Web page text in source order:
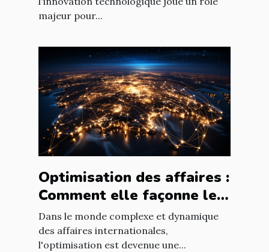
majeur pour...
Optimisation des affaires :
Comment elle façonne le
paysage économique
international
Dans le monde complexe et dynamique
des affaires internationales,
l'optimisation est devenue une...